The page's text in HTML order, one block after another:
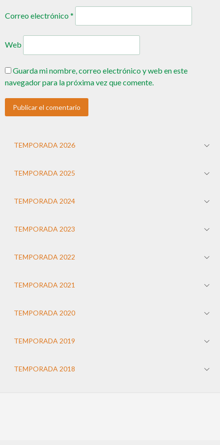
Correo electrónico*
Web
Guarda mi nombre, correo electrónico y web en este
navegador para la próxima vez que comente.
TEMPORADA 2026
TEMPORADA 2025
TEMPORADA 2024
TEMPORADA 2023
TEMPORADA 2022
TEMPORADA 2021
TEMPORADA 2020
TEMPORADA 2019
TEMPORADA 2018